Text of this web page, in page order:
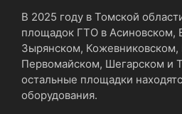
В 2025 году в Томской
площадок ГТО в Асиновском,
Зырянском,
Первомайском, Шегарском и
остальные площадки
оборудования.